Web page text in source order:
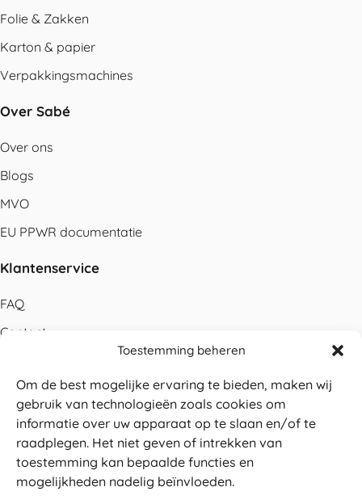
Toestemming beheren
Om de best mogelijke ervaring te bieden, maken wij
gebruik van technologieën zoals cookies om
informatie over uw apparaat op te slaan en/of te
raadplegen. Het niet geven of intrekken van
toestemming kan bepaalde functies en
mogelijkheden nadelig beïnvloeden.
Folie & Zakken
Karton & papier
Verpakkingsmachines
Over Sabé
Over ons
Blogs
MVO
EU PPWR documentatie
Klantenservice
FAQ
Contact
Betalen
Levering
Retouren
Service en garantie